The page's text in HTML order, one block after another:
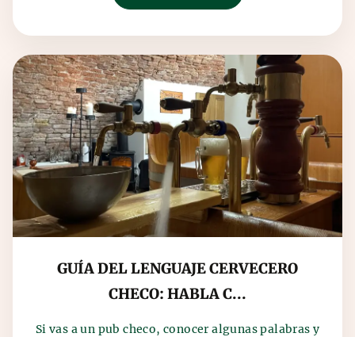
GUÍA DEL LENGUAJE CERVECERO
CHECO: HABLA C...
Si vas a un pub checo, conocer algunas palabras y